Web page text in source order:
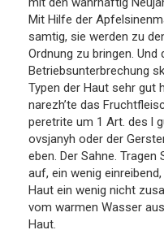
Mit Hilfe der
samtig, sie werden zu
Ordnung zu bringen.
Betriebsunterbrechung
Typen der Haut sehr gut
narezh’te das
peretrite um 1 Art. des l
ovsjanyh oder der
eben. Der Sahne.
auf, ein wenig
Haut ein wenig nicht
vom warmen Wasser
Haut.